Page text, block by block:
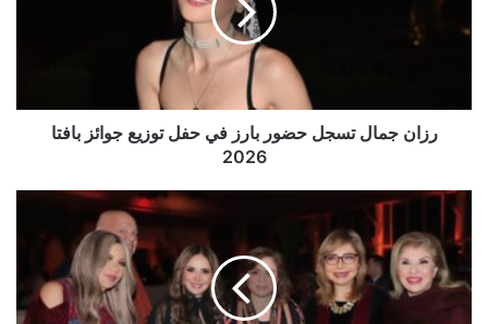
في
جوائز
رزان جمال تسجل حضور بارز في حفل توزيع جوائز بافتا
2026
لقاءات
مميزة
تجمع
ليلى
علوي